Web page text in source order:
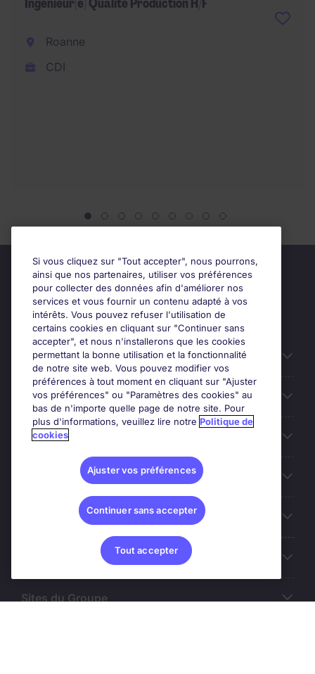
Ingénieur(e) Qualité Production H/F
Roanne
CDI
Candidats
Entreprises
Contact
Les avis Google
Nos offres d'emploi
Sites du Groupe
Si vous cliquez sur "Tout accepter", nous pourrons,
ainsi que nos partenaires, utiliser vos préférences
pour collecter des données afin d'améliorer nos
services et vous fournir un contenu adapté à vos
intérêts. Vous pouvez refuser l'utilisation de
certains cookies en cliquant sur "Continuer sans
accepter", et nous n'installerons que les cookies
permettant la bonne utilisation et la fonctionnalité
de notre site web. Vous pouvez modifier vos
préférences à tout moment en cliquant sur "Ajuster
vos préférences" ou "Paramètres des cookies" au
bas de n'importe quelle page de notre site. Pour
plus d'informations, veuillez lire notre Politique de
cookies
Ajuster vos préférences
Continuer sans accepter
Tout accepter